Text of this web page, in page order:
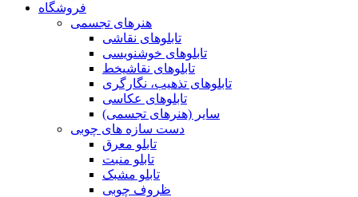
فروشگاه
هنرهای تجسمی
تابلوهای نقاشی
تابلوهای خوشنویسی
تابلوهای نقاشیخط
تابلوهای تذهیب، نگارگری
تابلوهای عکاسی
سایر (هنرهای تجسمی)
دست سازه های چوبی
تابلو معرق
تابلو منبت
تابلو مشبک
ظروف چوبی